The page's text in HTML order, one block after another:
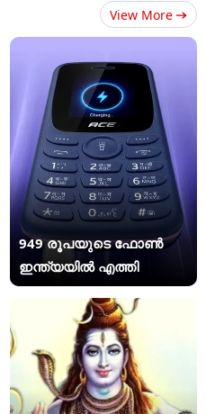
View More
949 രൂപയുടെ ഫോൺ
ഇന്ത്യയിൽ എത്തി